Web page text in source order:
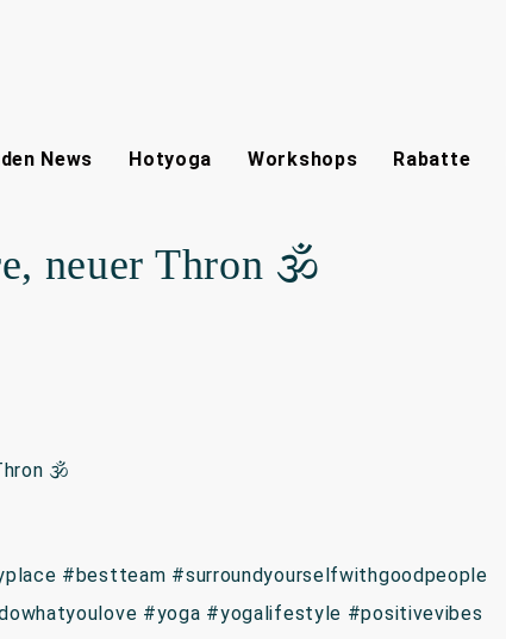
News Hotyoga Workshops Rabatte
neuer Thron 🕉
🕉
#bestteam #surroundyourselfwithgoodpeople
#yoga #yogalifestyle #positivevibes